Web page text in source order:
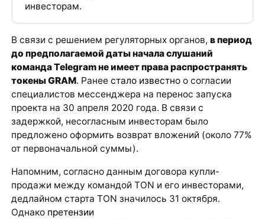
инвесторам.
В связи с решением регуляторных органов, в период
до предполагаемой даты начала слушаний
команда Telegram не имеет права распространять
токены GRAM. Ранее стало известноо согласии
специалистов мессенджера на перенос запуска
проекта на 30 апреля 2020 года. В связи с
задержкой, несогласным инвесторам было
предложено оформить возврат вложений (около 77%
от первоначальной суммы).
Напомним, согласно данным договора купли-
продажи между командой TON и его инвесторами,
дедлайном старта TON значилось 31 октября.
Однако претензии